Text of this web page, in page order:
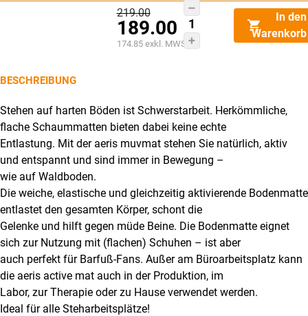
219.00Ursprünglicher
Preis
war:
CHF219.00
189.00
Aktueller
174.85exkl. MWST
Aeris
Muvmat
Menge
In den
Warenkorb
Dieses
Produkt
weist
Die
Optionen
können
der
Produktseite
gewählt
BESCHREIBUNG
Stehen auf harten Böden ist Schwerstarbeit. Herkömmliche,
flache Schaummatten bieten dabei keine echte
Entlastung. Mit der aeris muvmat stehen Sie natürlich, aktiv
und entspannt und sind immer in Bewegung –
wie auf Waldboden.
Die weiche, elastische und gleichzeitig aktivierende Bodenmatte
entlastet den gesamten Körper, schont die
Gelenke und hilft gegen müde Beine. Die Bodenmatte eignet
sich zur Nutzung mit (flachen) Schuhen – ist aber
auch perfekt für Barfuß-Fans. Außer am Büroarbeitsplatz kann
die aeris active mat auch in der Produktion, im
Labor, zur Therapie oder zu Hause verwendet werden.
Ideal für alle Steharbeitsplätze!